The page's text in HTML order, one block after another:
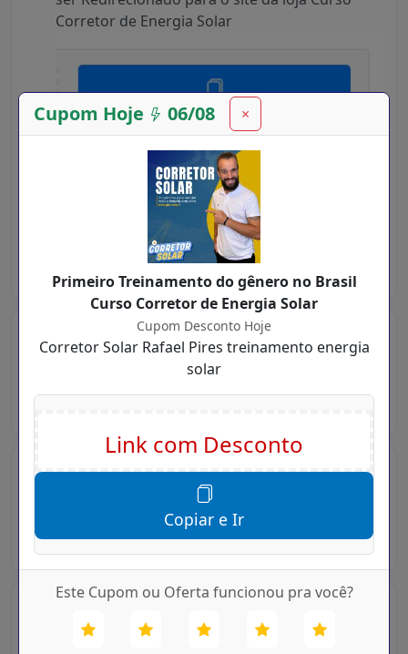
Cupom Hoje 06/08 ×
Primeiro Treinamento do gênero no Brasil
Curso Corretor de Energia Solar
Cupom Desconto Hoje
Corretor Solar Rafael Pires treinamento energia
solar
Copiar e Ir
Este Cupom ou Oferta funcionou pra você?
Corretor de Energia Solar
No site da loja Curso Corretor de Energia Solar
você pode fazer suas compras normalmente e
aplicar o código no final da compra.
O Desconto será aplicado na mesma hora e
você vai economizar muito :)
Cupom Desconto Vale Compra
Curso Corretor de Energia Solar
Vale Compra
Cupom Promocional Curso Corretor
Cupom Promocional
Energia Solar Frete Grátis